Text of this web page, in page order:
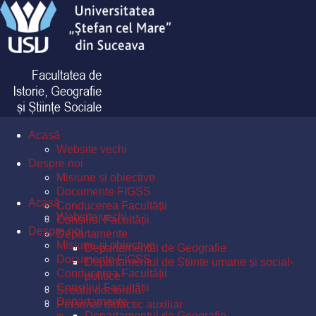
Acasă
Website vechi
Despre noi
Misiune și obiective
Documente FIGSS
Conducerea Facultății
Consiliul Facultății
Departamente
Departamentul de Geografie
Departamentul de Științe umane și social-
politice
Școala doctorală
Personal didactic auxiliar
Acasă
Website vechi
Despre noi
Misiune și obiective
Documente FIGSS
Conducerea Facultății
Consiliul Facultății
Departamente